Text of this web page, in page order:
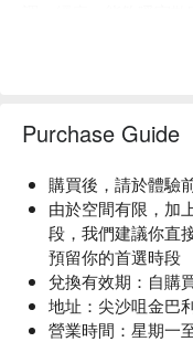
Purchase Guide
購買後，請於體驗
由於空間有限，加
段，我們建議你直
預留你的首選時段
兌換有效期：自購
地址：尖沙咀金巴
營業時間：星期一